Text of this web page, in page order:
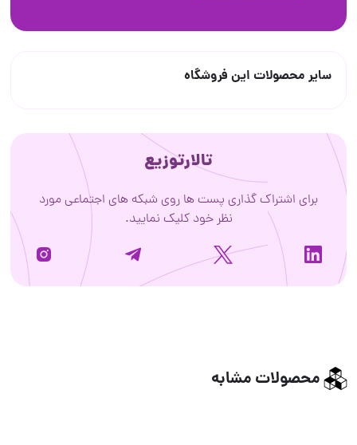
سایر محصولات این فروشگاه
تالارتوزیع
برای اشتراک گذاری پست ها روی شبکه های اجتماعی مورد
نظر خود کلیک نمایید.
محصولات مشابه